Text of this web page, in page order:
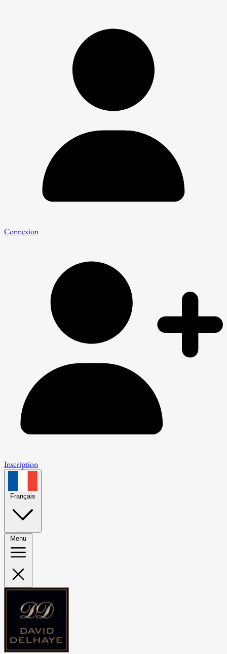
Connexion
Inscription
Français
Menu